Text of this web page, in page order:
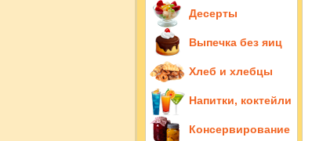
Десерты
Выпечка без яиц
Хлеб и хлебцы
Напитки, коктейли
Консервирование